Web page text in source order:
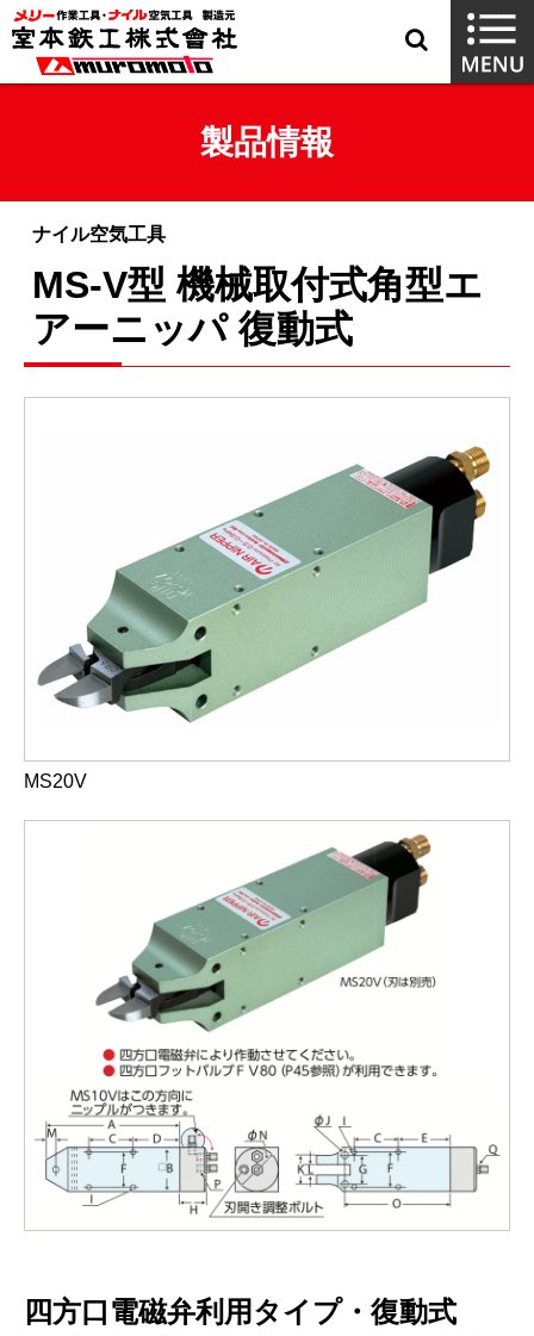
製品情報
ナイル空気工具
MS-V型 機械取付式角型エ
アーニッパ 復動式
MS20V
四方口電磁弁利用タイプ・復動式